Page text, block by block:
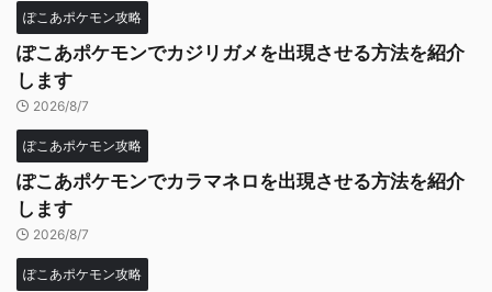
ぽこあポケモン攻略
ぽこあポケモンでカジリガメを出現させる方法を紹介
します
2026/8/7
ぽこあポケモン攻略
ぽこあポケモンでカラマネロを出現させる方法を紹介
します
2026/8/7
ぽこあポケモン攻略